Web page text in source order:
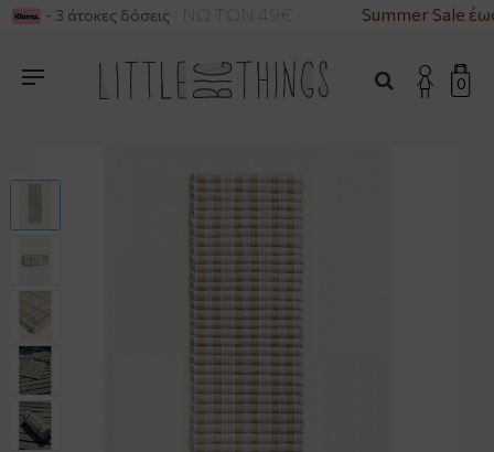
ΓΙΑ ΑΓΟΡΕΣ ΑΝΩ ΤΩΝ 49€ Summer Sale
- 3 άτοκες δόσεις
0